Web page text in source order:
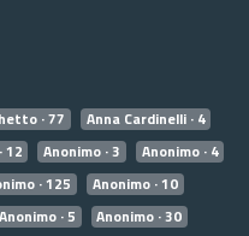
· 77
Anna Cardinelli · 4
12 Anonimo · 3
Anonimo · 4
· 125
Anonimo · 10
Anonimo · 5
Anonimo · 30